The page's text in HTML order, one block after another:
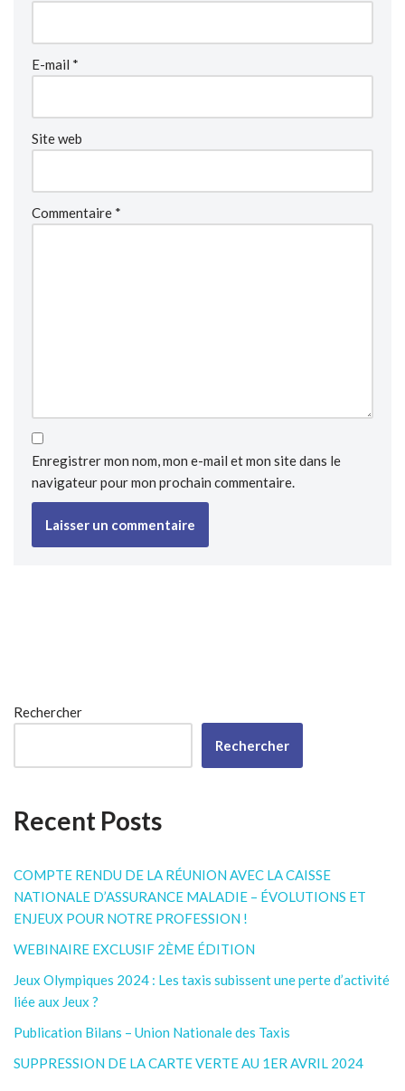
E-mail *
Site web
Commentaire *
Enregistrer mon nom, mon e-mail et mon site dans le
navigateur pour mon prochain commentaire.
Rechercher
Rechercher
Recent Posts
COMPTE RENDU DE LA RÉUNION AVEC LA CAISSE
NATIONALE D’ASSURANCE MALADIE – ÉVOLUTIONS ET
ENJEUX POUR NOTRE PROFESSION !
WEBINAIRE EXCLUSIF 2ÈME ÉDITION
Jeux Olympiques 2024 : Les taxis subissent une perte d’activité
liée aux Jeux ?
Publication Bilans – Union Nationale des Taxis
SUPPRESSION DE LA CARTE VERTE AU 1ER AVRIL 2024